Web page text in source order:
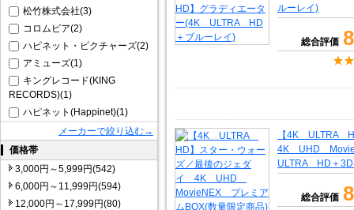
松竹株式会社(3)
コロムビア(2)
ハピネット・ピクチャーズ(2)
アミューズ(1)
キングレコード(KING
RECORDS)(1)
ハピネット(Happinet)(1)
メーカーで絞り込む→
価格帯
3,000円～5,999円(542)
6,000円～11,999円(594)
12,000円～17,999円(80)
ルーレイ)
総合評価
【4K ULTRA
4K UHD
ULTRA HD＋3D
総合評価